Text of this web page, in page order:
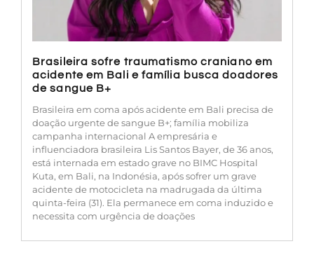
Brasileira sofre traumatismo craniano em
acidente em Bali e família busca doadores
de sangue B+
Brasileira em coma após acidente em Bali precisa de
doação urgente de sangue B+; família mobiliza
campanha internacional A empresária e
influenciadora brasileira Lis Santos Bayer, de 36 anos,
está internada em estado grave no BIMC Hospital
Kuta, em Bali, na Indonésia, após sofrer um grave
acidente de motocicleta na madrugada da última
quinta-feira (31). Ela permanece em coma induzido e
necessita com urgência de doações